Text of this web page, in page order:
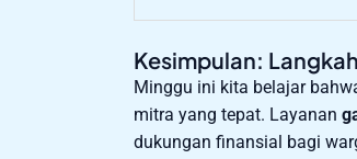
Kesimpulan:
Minggu ini kita belajar
mitra yang tepat. Layanan
dukungan finansial bagi